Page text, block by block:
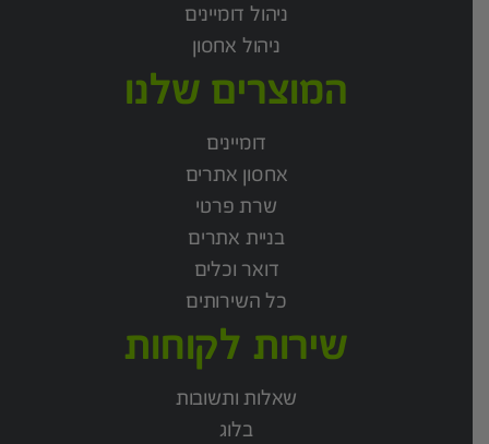
ניהול דומיינים
ניהול אחסון
המוצרים שלנו
דומיינים
אחסון אתרים
שרת פרטי
בניית אתרים
דואר וכלים
כל השירותים
שירות לקוחות
שאלות ותשובות
בלוג